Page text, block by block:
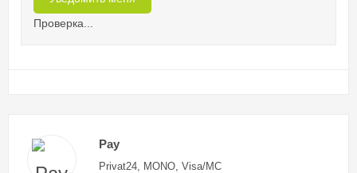
Проверка...
Pay
Privat24, MONO, Visa/MC